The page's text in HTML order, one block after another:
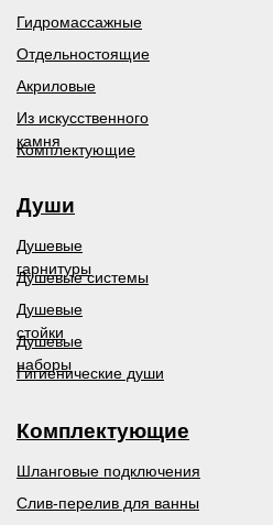
Души
Душевые
гарнитуры
Душевые системы
Гигиенические души
Из искусственного
камня
Комплектующие
Шланговые подключения
Слив-перелив для ванны
Душевые
стойки
Душевые
наборы
Гидромассажные
Акриловые
Отдельностоящие
Комплектующие